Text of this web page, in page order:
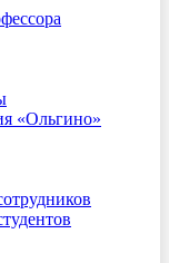
«Ольгино»